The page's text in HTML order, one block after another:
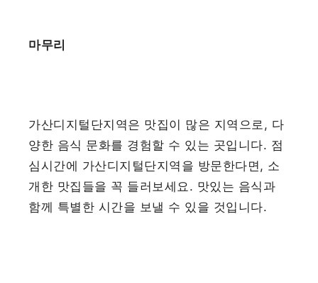
마무리
가산디지털단지역은 맛집이 많은 지역으로, 다
양한 음식 문화를 경험할 수 있는 곳입니다. 점
심시간에 가산디지털단지역을 방문한다면, 소
개한 맛집들을 꼭 들러보세요. 맛있는 음식과
함께 특별한 시간을 보낼 수 있을 것입니다.